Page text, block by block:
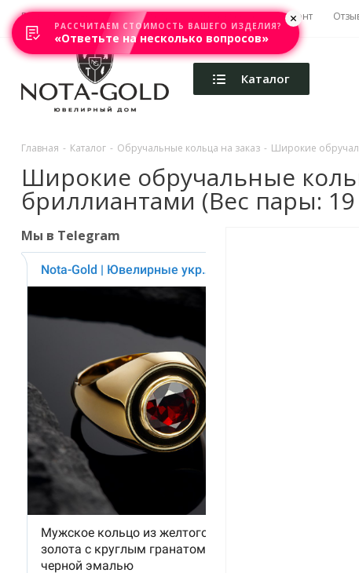
Главная Акции Каталоги Изготовление Ремонт
Каталог
Главная - Каталог - Обручальные кольца на заказ - Широкие
Широкие обручальные
бриллиантами (Вес пары: 19
Мы в Telegram
РАССЧИТАЕМ СТОИМОСТЬ ВАШЕГО ИЗДЕЛИЯ?
«Ответьте на несколько вопросов»